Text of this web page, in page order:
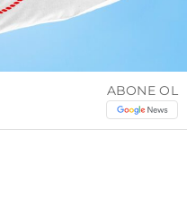
ABONE OL